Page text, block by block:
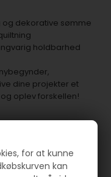
for at kunne
kan
og dekorative sømme
holdbarhed
dine projekter et
oplev forskellen!